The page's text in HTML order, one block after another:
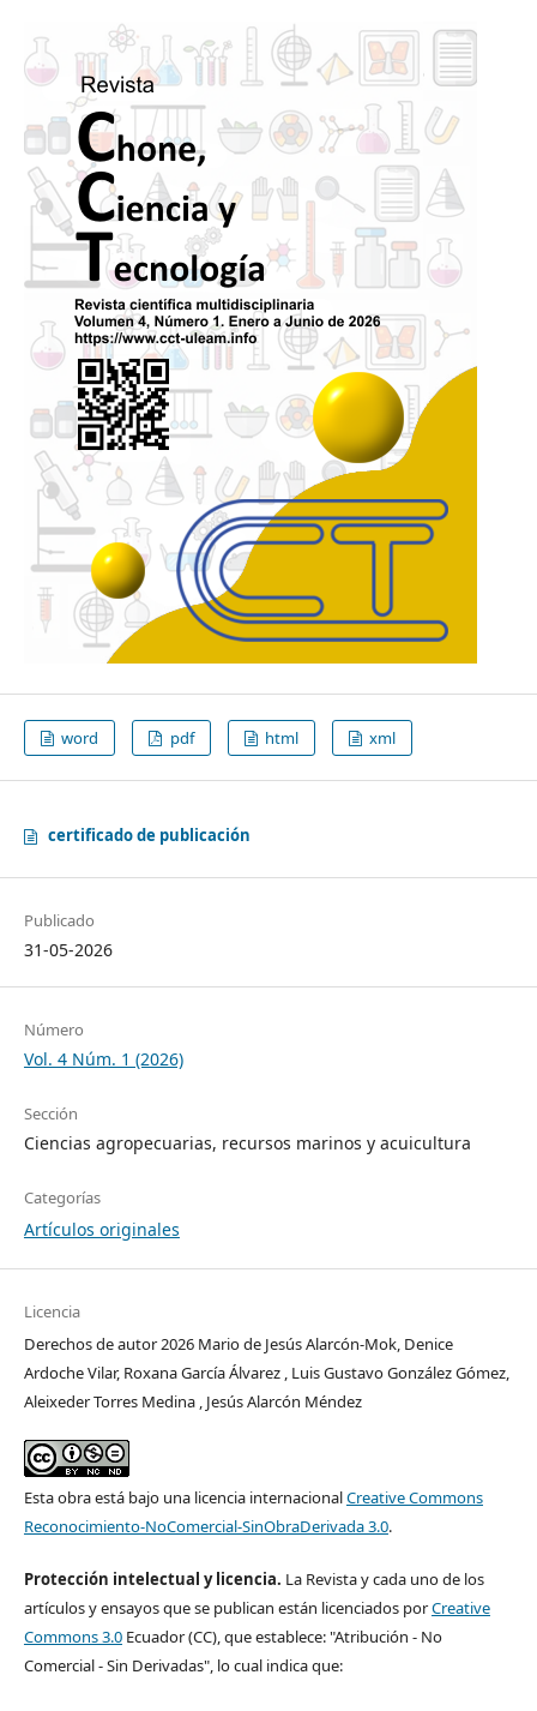
word pdf html xml
certificado de publicación
Publicado
31-05-2026
Número
Vol. 4 Núm. 1 (2026)
Sección
Ciencias agropecuarias, recursos marinos y acuicultura
Categorías
Artículos originales
Licencia
Derechos de autor 2026 Mario de Jesús Alarcón-Mok, Denice
Ardoche Vilar, Roxana García Álvarez , Luis Gustavo González Gómez,
Aleixeder Torres Medina , Jesús Alarcón Méndez
Esta obra está bajo una licencia internacionalCreative Commons
Reconocimiento-NoComercial-SinObraDerivada 3.0.
Protección intelectual y licencia. La Revista y cada uno de los
artículos y ensayos que se publican están licenciados porCreative
Commons 3.0Ecuador (CC), que establece: "Atribución - No
Comercial - Sin Derivadas", lo cual indica que: